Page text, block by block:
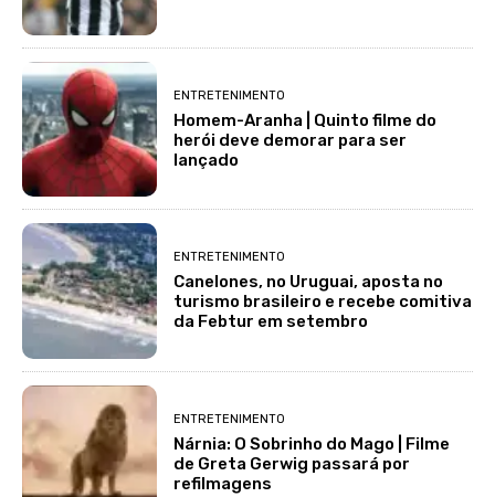
ENTRETENIMENTO
Homem-Aranha | Quinto filme do
herói deve demorar para ser
lançado
ENTRETENIMENTO
Canelones, no Uruguai, aposta no
turismo brasileiro e recebe comitiva
da Febtur em setembro
ENTRETENIMENTO
Nárnia: O Sobrinho do Mago | Filme
de Greta Gerwig passará por
refilmagens